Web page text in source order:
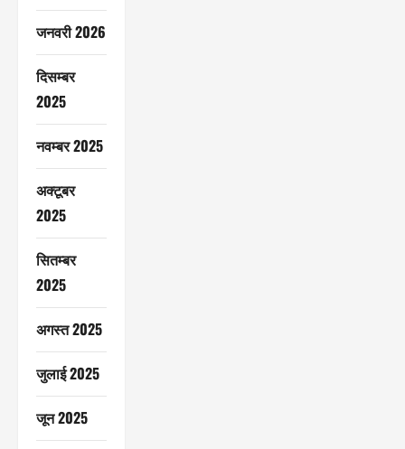
जनवरी 2026
दिसम्बर
2025
नवम्बर 2025
अक्टूबर
2025
सितम्बर
2025
अगस्त 2025
जुलाई 2025
जून 2025